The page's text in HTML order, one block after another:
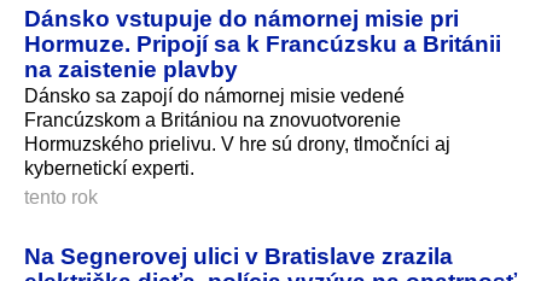
Dánsko vstupuje do námornej misie pri
Hormuze. Pripojí sa k Francúzsku a Británii
na zaistenie plavby
Dánsko sa zapojí do námornej misie vedené
Francúzskom a Britániou na znovuotvorenie
Hormuzského prielivu. V hre sú drony, tlmočníci aj
kybernetickí experti.
tento rok
Na Segnerovej ulici v Bratislave zrazila